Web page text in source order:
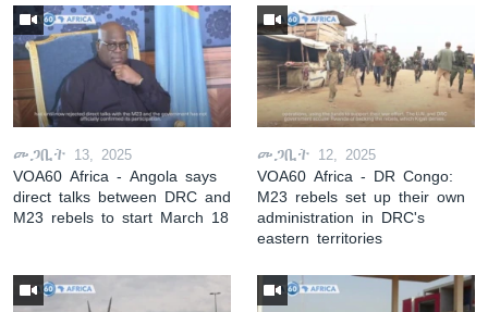
መጋቢት 13, 2025
VOA60 Africa - Angola says
direct talks between DRC and
M23 rebels to start March 18
መጋቢት 12, 2025
VOA60 Africa - DR Congo:
M23 rebels set up their own
administration in DRC's
eastern territories